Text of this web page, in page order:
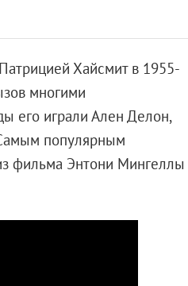
Хайсмит в 1955-
многими
его играли Ален Делон,
популярным
фильма Энтони Мингеллы